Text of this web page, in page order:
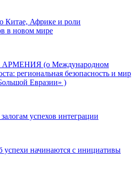
Китае, Африке и роли
в новом мире
(о Международном
региональная безопасность и мир
Евразии» )
успехов интеграции
успехи начинаются с инициативы